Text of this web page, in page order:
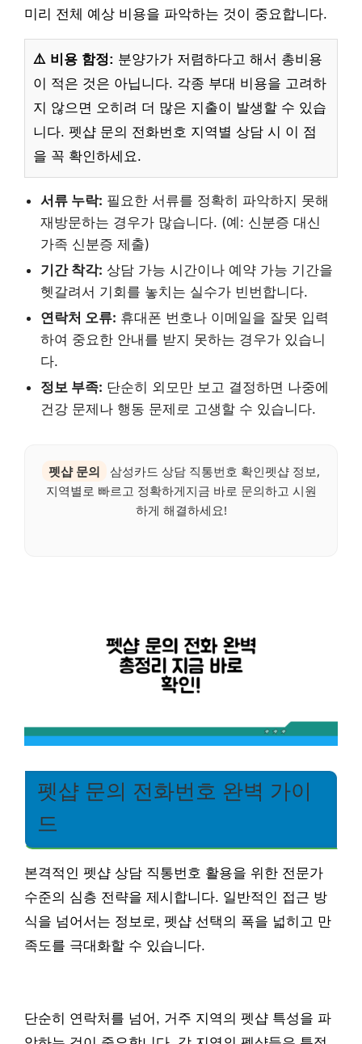
미리 전체 예상 비용을 파악하는 것이 중요합니다.
⚠️ 비용 함정: 분양가가 저렴하다고 해서 총비용
이 적은 것은 아닙니다. 각종 부대 비용을 고려하
지 않으면 오히려 더 많은 지출이 발생할 수 있습
니다. 펫샵 문의 전화번호 지역별 상담 시 이 점
을 꼭 확인하세요.
서류 누락: 필요한 서류를 정확히 파악하지 못해
재방문하는 경우가 많습니다. (예: 신분증 대신
가족 신분증 제출)
기간 착각: 상담 가능 시간이나 예약 가능 기간을
헷갈려서 기회를 놓치는 실수가 빈번합니다.
연락처 오류: 휴대폰 번호나 이메일을 잘못 입력
하여 중요한 안내를 받지 못하는 경우가 있습니
다.
정보 부족: 단순히 외모만 보고 결정하면 나중에
건강 문제나 행동 문제로 고생할 수 있습니다.
펫샵 문의
삼성카드 상담 직통번호 확인펫샵 정보,
지역별로 빠르고 정확하게지금 바로 문의하고 시원
하게 해결하세요!
펫샵 문의 전화번호 완벽 가이
드
본격적인 펫샵 상담 직통번호 활용을 위한 전문가
수준의 심층 전략을 제시합니다. 일반적인 접근 방
식을 넘어서는 정보로, 펫샵 선택의 폭을 넓히고 만
족도를 극대화할 수 있습니다.
단순히 연락처를 넘어, 거주 지역의 펫샵 특성을 파